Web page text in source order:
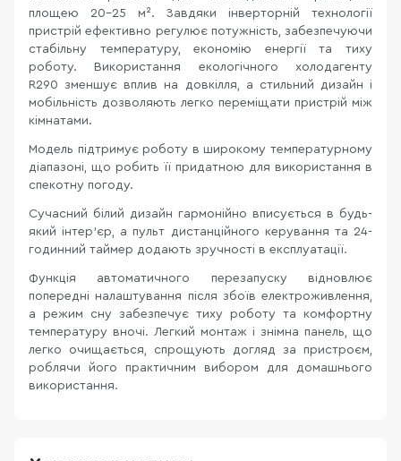
площею 20-25 м². Завдяки інверторній технології
пристрій ефективно регулює потужність, забезпечуючи
стабільну температуру, економію енергії та тиху
роботу. Використання екологічного холодагенту
R290 зменшує вплив на довкілля, а стильний дизайн і
мобільність дозволяють легко переміщати пристрій між
кімнатами.
Модель підтримує роботу в широкому температурному
діапазоні, що робить її придатною для використання в
спекотну погоду.
Сучасний білий дизайн гармонійно вписується в будь-
який інтер’єр, а пульт дистанційного керування та 24-
годинний таймер додають зручності в експлуатації.
Функція автоматичного перезапуску відновлює
попередні налаштування після збоїв електроживлення,
а режим сну забезпечує тиху роботу та комфортну
температуру вночі. Легкий монтаж і знімна панель, що
легко очищається, спрощують догляд за пристроєм,
роблячи його практичним вибором для домашнього
використання.